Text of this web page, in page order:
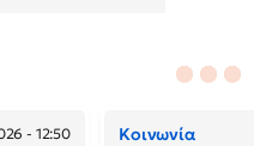
- 12:50 Κοινωνία